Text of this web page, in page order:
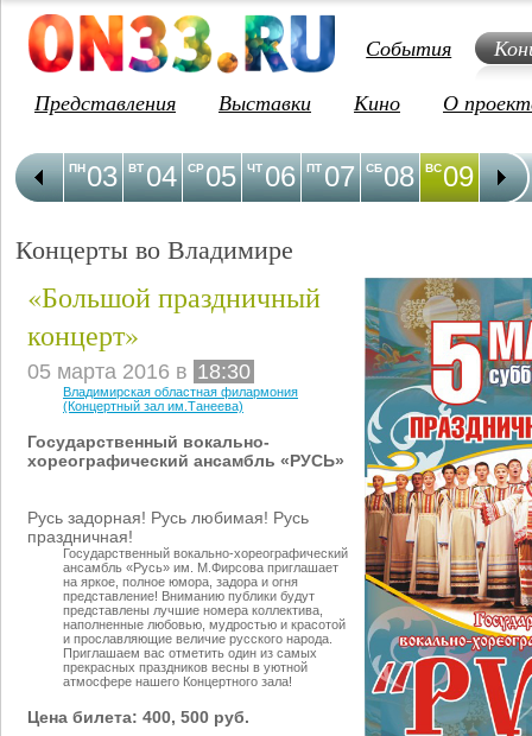
События
Представления
Выставки Кино О
03
ПН 04
ВТ 05
СР 06
ЧТ 07
ПТ 08
СБ 09
ВС 10
ПН
Концерты во Владимире
«Большой праздничный
концерт»
05 марта 2016 в 18:30
Владимирская областная филармония
(Концертный зал им.Танеева)
Государственный вокально-
хореографический ансамбль «РУСЬ»
Русь задорная! Русь любимая! Русь
праздничная!
Государственный вокально-хореографический
ансамбль «Русь» им. М.Фирсова приглашает
на яркое, полное юмора, задора и огня
представление! Вниманию публики будут
представлены лучшие номера коллектива,
наполненные любовью, мудростью и красотой
и прославляющие величие русского народа.
Приглашаем вас отметить один из самых
прекрасных праздников весны в уютной
атмосфере нашего Концертного зала!
Цена билета: 400, 500 руб.